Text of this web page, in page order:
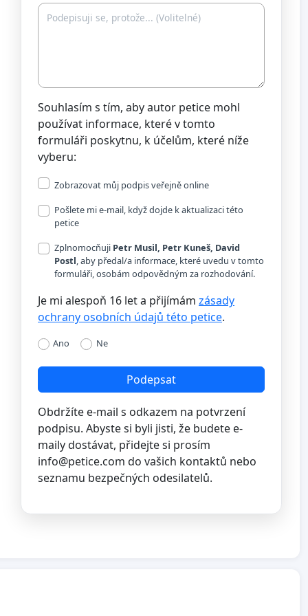
Souhlasím s tím, aby autor petice mohl
používat informace, které v tomto
formuláři poskytnu, k účelům, které níže
vyberu:
Zobrazovat můj podpis veřejně online
Pošlete mi e-mail, když dojde k aktualizaci této
petice
Zplnomocňuji Petr Musil, Petr Kuneš, David
Postl, aby předal/a informace, které uvedu v tomto
formuláři, osobám odpovědným za rozhodování.
Je mi alespoň 16 let a přijímám zásady
ochrany osobních údajů této petice.
Ano Ne
Podepsat
Obdržíte e-mail s odkazem na potvrzení
podpisu. Abyste si byli jisti, že budete e-
maily dostávat, přidejte si prosím
info@petice.com do vašich kontaktů nebo
seznamu bezpečných odesilatelů.